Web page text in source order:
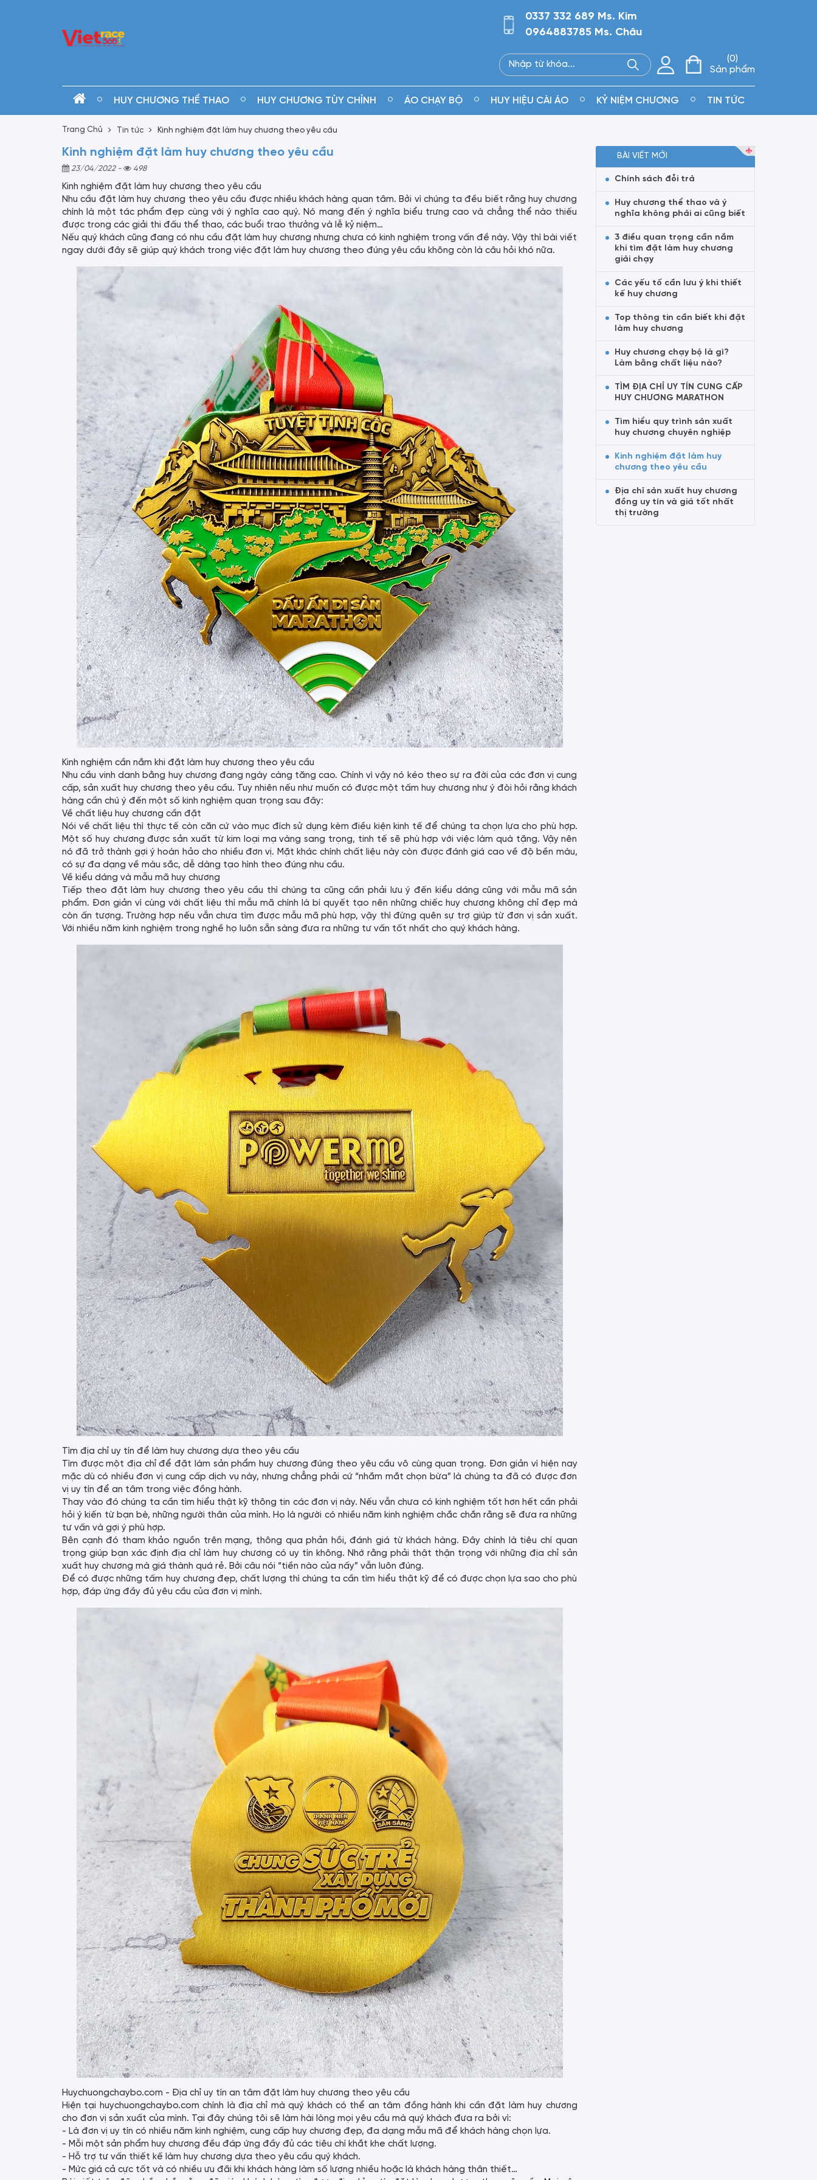
0337 332 689 Ms. Kim
0964883785 Ms. Châu
0
Sản phẩm
HUY CHƯƠNG THỂ THAO HUY CHƯƠNG TÙY CHỈNH ÁO CHẠY BỘ HUY HIỆU CÀI ÁO KỶ NIỆM CHƯƠNG TIN TỨC
Trang Chủ Tin tức Kinh nghiệm đặt làm huy chương theo yêu cầu
Kinh nghiệm đặt làm huy chương theo yêu cầu
23/04/2022 - 498
Kinh nghiệm đặt làm huy chương theo yêu cầu
Nhu cầu đặt làm huy chương theo yêu cầu được nhiều khách hàng quan tâm. Bởi vì chúng ta đều biết rằng huy chương
chính là một tác phẩm đẹp cùng với ý nghĩa cao quý. Nó mang đến ý nghĩa biểu trưng cao và chẳng thể nào thiếu
được trong các giải thi đấu thể thao, các buổi trao thưởng và lễ kỷ niệm…
Nếu quý khách cũng đang có nhu cầu đặt làm huy chương nhưng chưa có kinh nghiệm trong vấn đề này. Vậy thì bài viết
ngay dưới đây sẽ giúp quý khách trong việc đặt làm huy chương theo đúng yêu cầu không còn là câu hỏi khó nữa.
Kinh nghiệm cần nắm khi đặt làm huy chương theo yêu cầu
Nhu cầu vinh danh bằng huy chương đang ngày càng tăng cao. Chính vì vậy nó kéo theo sự ra đời của các đơn vị cung
cấp, sản xuất huy chương theo yêu cầu. Tuy nhiên nếu như muốn có được một tấm huy chương như ý đòi hỏi rằng khách
hàng cần chú ý đến một số kinh nghiệm quan trọng sau đây:
Về chất liệu huy chương cần đặt
Nói về chất liệu thì thực tế còn căn cứ vào mục đích sử dụng kèm điều kiện kinh tế để chúng ta chọn lựa cho phù hợp.
Một số huy chương được sản xuất từ kim loại mạ vàng sang trọng, tinh tế sẽ phù hợp với việc làm quà tặng. Vậy nên
nó đã trở thành gợi ý hoàn hảo cho nhiều đơn vị. Mặt khác chính chất liệu này còn được đánh giá cao về độ bền màu,
có sự đa dạng về màu sắc, dễ dàng tạo hình theo đúng nhu cầu.
Về kiểu dáng và mẫu mã huy chương
Tiếp theo đặt làm huy chương theo yêu cầu thì chúng ta cũng cần phải lưu ý đến kiểu dáng cũng với mẫu mã sản
phẩm. Đơn giản vì cùng với chất liệu thì mẫu mã chính là bí quyết tạo nên những chiếc huy chương không chỉ đẹp mà
còn ấn tượng. Trường hợp nếu vẫn chưa tìm được mẫu mã phù hợp, vậy thì đừng quên sự trợ giúp từ đơn vị sản xuất.
Với nhiều năm kinh nghiệm trong nghề họ luôn sẵn sàng đưa ra những tư vấn tốt nhất cho quý khách hàng.
Tìm địa chỉ uy tín để làm huy chương dựa theo yêu cầu
Tìm được một địa chỉ để đặt làm sản phẩm huy chương đúng theo yêu cầu vô cùng quan trọng. Đơn giản vì hiện nay
mặc dù có nhiều đơn vị cung cấp dịch vụ này, nhưng chẳng phải cứ “nhắm mắt chọn bừa” là chúng ta đã có được đơn
vị uy tín để an tâm trong việc đồng hành.
Thay vào đó chúng ta cần tìm hiểu thật kỹ thông tin các đơn vị này. Nếu vẫn chưa có kinh nghiệm tốt hơn hết cần phải
hỏi ý kiến từ bạn bè, những người thân của mình. Họ là người có nhiều năm kinh nghiệm chắc chắn rằng sẽ đưa ra những
tư vấn và gợi ý phù hợp.
Bên cạnh đó tham khảo nguồn trên mạng, thông qua phản hồi, đánh giá từ khách hàng. Đây chính là tiêu chí quan
trọng giúp bạn xác định địa chỉ làm huy chương có uy tín không. Nhớ rằng phải thật thận trọng với những địa chỉ sản
xuất huy chương mà giá thành quá rẻ. Bởi câu nói “tiền nào của nấy” vẫn luôn đúng.
Để có được những tấm huy chương đẹp, chất lượng thì chúng ta cần tìm hiểu thật kỹ để có được chọn lựa sao cho phù
hợp, đáp ứng đầy đủ yêu cầu của đơn vị mình.
Huychuongchaybo.com - Địa chỉ uy tín an tâm đặt làm huy chương theo yêu cầu
Hiện tại huychuongchaybo.com chính là địa chỉ mà quý khách có thể an tâm đồng hành khi cần đặt làm huy chương
cho đơn vị sản xuất của mình. Tại đây chúng tôi sẽ làm hài lòng mọi yêu cầu mà quý khách đưa ra bởi vì:
- Là đơn vị uy tín có nhiều năm kinh nghiệm, cung cấp huy chương đẹp, đa dạng mẫu mã để khách hàng chọn lựa.
- Mỗi một sản phẩm huy chương đều đáp ứng đầy đủ các tiêu chí khắt khe chất lượng.
- Hỗ trợ tư vấn thiết kế làm huy chương dựa theo yêu cầu quý khách.
- Mức giá cả cực tốt và có nhiều ưu đãi khi khách hàng làm số lượng nhiều hoặc là khách hàng thân thiết…
BÀI VIẾT MỚI
Chính sách đỗi trả
Huy chương thể thao và ý
nghĩa không phải ai cũng biết
3 điều quan trọng cần nắm
khi tìm đặt làm huy chương
giải chạy
Các yếu tố cần lưu ý khi thiết
kế huy chương
Top thông tin cần biết khi đặt
làm huy chương
Huy chương chạy bộ là gì?
Làm bằng chất liệu nào?
TÌM ĐỊA CHỈ UY TÍN CUNG CẤP
HUY CHƯƠNG MARATHON
Tìm hiểu quy trình sản xuất
huy chương chuyên nghiệp
Kinh nghiệm đặt làm huy
chương theo yêu cầu
Địa chỉ sản xuất huy chương
đồng uy tín và giá tốt nhất
thị trường